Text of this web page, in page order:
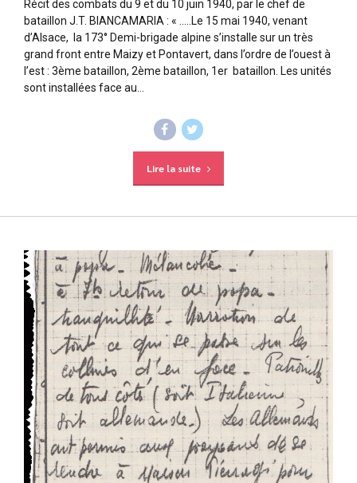
Récit des combats du 9 et du 10 juin 1940, par le chef de
bataillon J.T. BIANCAMARIA : « …..Le 15 mai 1940, venant
d’Alsace, la 173° Demi-brigade alpine s’installe sur un très
grand front entre Maizy et Pontavert, dans l’ordre de l’ouest à
l’est : 3ème bataillon, 2ème bataillon, 1er bataillon. Les unités
sont installées face au...
Lire la suite